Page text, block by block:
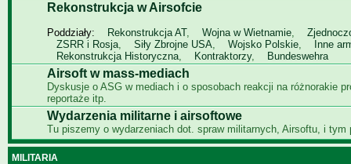
Rekonstrukcja w Airsofcie
Poddziały: Rekonstrukcja AT, Wojna w Wietnamie,
ZSRR i Rosja, Siły Zbrojne USA, Wojsko Polskie,
Inne
Rekonstrukcja Historyczna, Kontraktorzy, Bundeswehra
Airsoft w mass-mediach
Dyskusje o ASG w mediach i o sposobach reakcji na różnorakie
reportaże itp.
Wydarzenia militarne i airsoftowe
Tu piszemy o wydarzeniach dot. spraw militarnych, Airsoftu, i tym
MILITARIA